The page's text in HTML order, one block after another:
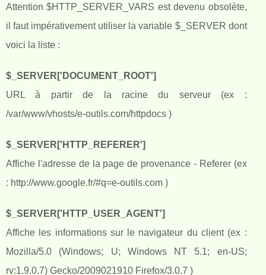
Attention $HTTP_SERVER_VARS est devenu obsolète,
il faut impérativement utiliser la variable $_SERVER dont
voici la liste :
$_SERVER['DOCUMENT_ROOT']
URL à partir de la racine du serveur (ex :
/var/www/vhosts/e-outils.com/httpdocs )
$_SERVER['HTTP_REFERER']
Affiche l'adresse de la page de provenance - Referer (ex
: http://www.google.fr/#q=e-outils.com )
$_SERVER['HTTP_USER_AGENT']
Affiche les informations sur le navigateur du client (ex :
Mozilla/5.0 (Windows; U; Windows NT 5.1; en-US;
rv:1.9.0.7) Gecko/2009021910 Firefox/3.0.7 )